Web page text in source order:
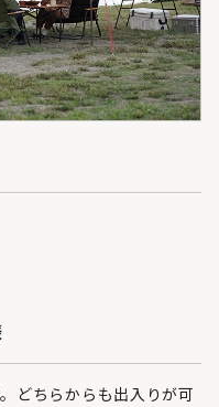
どちらからも出入りが可